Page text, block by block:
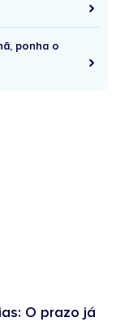
ponha o
O prazo já